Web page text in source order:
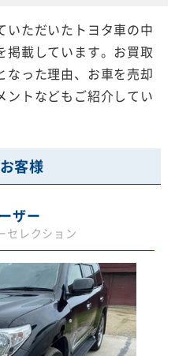
いただいたトヨタ車の中
掲載しています。お買取
なった理由、お車を売却
ントなどもご紹介してい
客様
ザー
セレクション